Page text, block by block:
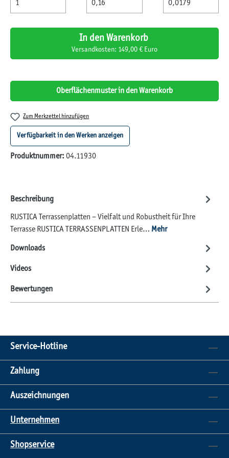
In den Warenkorb
Versandkosten: 149,00 € Euro
Oberflächenmuster in den Warenkorb
Zum Merkzettel hinzufügen
Verfügbarkeit in den Werken anzeigen
Produktnummer: 04.11930
Beschreibung
RUSTICA Terrassenplatten – Vielfalt und Robustheit für Ihre
Terrasse RUSTICA TERRASSENPLATTEN Erle… Mehr
Downloads
Videos
Bewertungen
Service-Hotline
Zahlung
Auszeichnungen
Unternehmen
Shopservice